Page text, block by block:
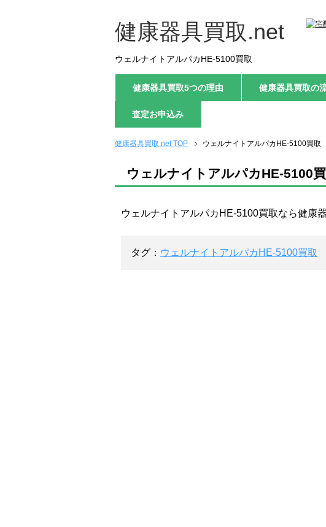
健康器具買取.net
ウェルナイトアルパカHE-5100買取
健康器具買取5つの理由 健康器具買取の
査定お申込み
健康器具買取.net TOP ウェルナイトアルパカHE-5100買取
ウェルナイトアルパカHE-5100
ウェルナイトアルパカHE-5100買取なら健康
タグ： ウェルナイトアルパカHE-5100買取